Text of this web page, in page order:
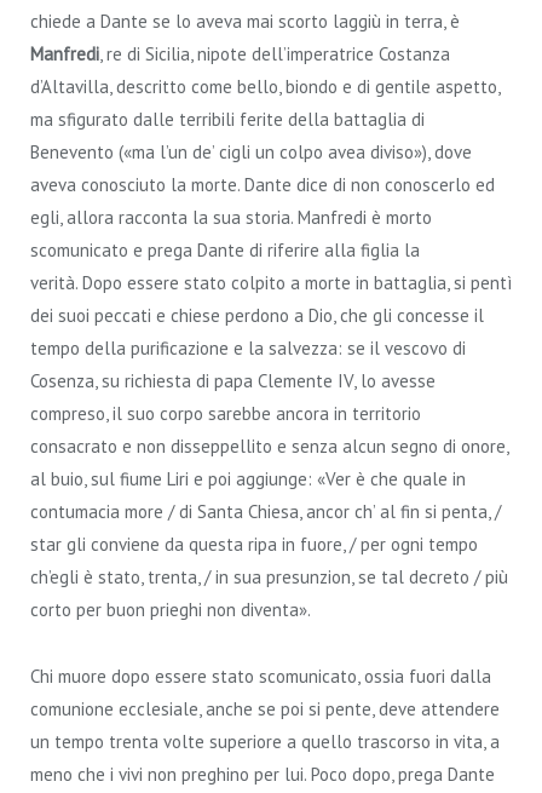
chiede a Dante se lo aveva mai scorto laggiù in terra, è
Manfredi, re di Sicilia, nipote dell’imperatrice Costanza
d’Altavilla, descritto come bello, biondo e di gentile aspetto,
ma sfigurato dalle terribili ferite della battaglia di
Benevento («ma l’un de’ cigli un colpo avea diviso»), dove
aveva conosciuto la morte. Dante dice di non conoscerlo ed
egli, allora racconta la sua storia. Manfredi è morto
scomunicato e prega Dante di riferire alla figlia la
verità. Dopo essere stato colpito a morte in battaglia, si pentì
dei suoi peccati e chiese perdono a Dio, che gli concesse il
tempo della purificazione e la salvezza: se il vescovo di
Cosenza, su richiesta di papa Clemente IV, lo avesse
compreso, il suo corpo sarebbe ancora in territorio
consacrato e non disseppellito e senza alcun segno di onore,
al buio, sul fiume Liri e poi aggiunge: «Ver è che quale in
contumacia more / di Santa Chiesa, ancor ch’ al fin si penta, /
star gli conviene da questa ripa in fuore, / per ogni tempo
ch’egli è stato, trenta, / in sua presunzion, se tal decreto / più
corto per buon prieghi non diventa».
Chi muore dopo essere stato scomunicato, ossia fuori dalla
comunione ecclesiale, anche se poi si pente, deve attendere
un tempo trenta volte superiore a quello trascorso in vita, a
meno che i vivi non preghino per lui. Poco dopo, prega Dante